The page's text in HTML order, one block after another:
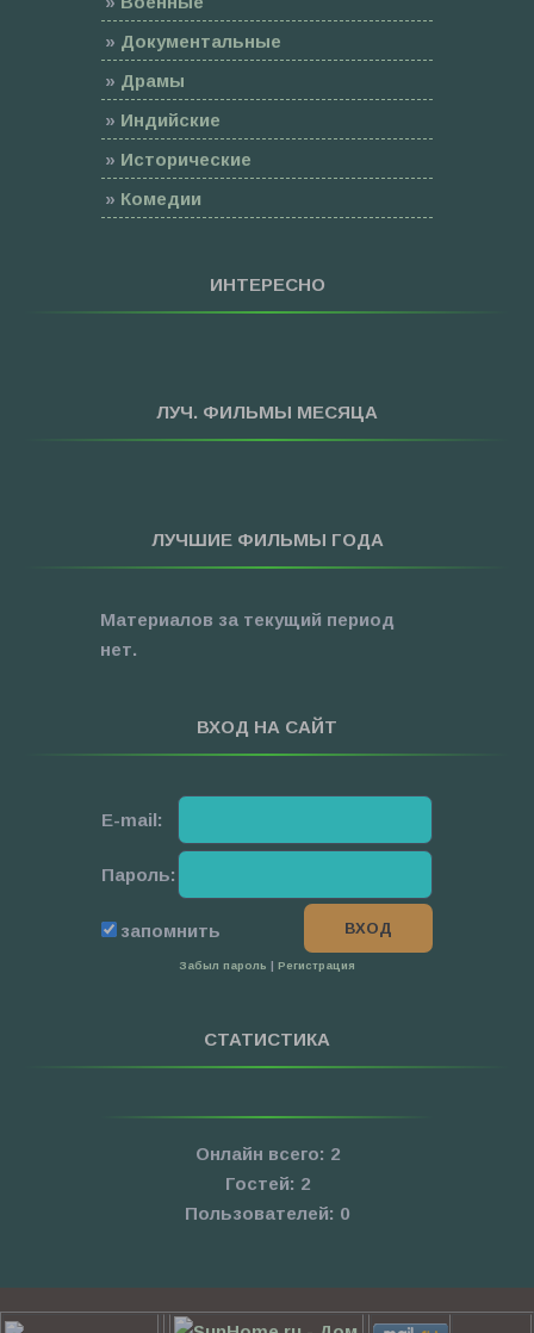
» Документальные
» Драмы
» Индийские
» Исторические
» Комедии
Мультфильмы
»Приключения
»Фантастика
Про Новый Год
»Фильмы для ...
ИНТЕРЕСНО
ЛУЧ. ФИЛЬМЫ МЕСЯЦА
ЛУЧШИЕ ФИЛЬМЫ ГОДА
Материалов за текущий период
нет.
ВХОД НА САЙТ
E-mail:
Пароль:
запомнить
Забыл пароль Регистрация
СТАТИСТИКА
Онлайн всего: 2
Гостей: 2
Пользователей: 0